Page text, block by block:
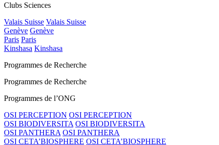
Clubs Sciences
Valais Suisse Valais Suisse
Genève Genève
Paris Paris
Kinshasa Kinshasa
Programmes de Recherche
Programmes de Recherche
Programmes de l’ONG
OSI PERCEPTION OSI PERCEPTION
OSI BIODIVERSITA OSI BIODIVERSITA
OSI PANTHERA OSI PANTHERA
OSI CETA’BIOSPHERE OSI CETA’BIOSPHERE